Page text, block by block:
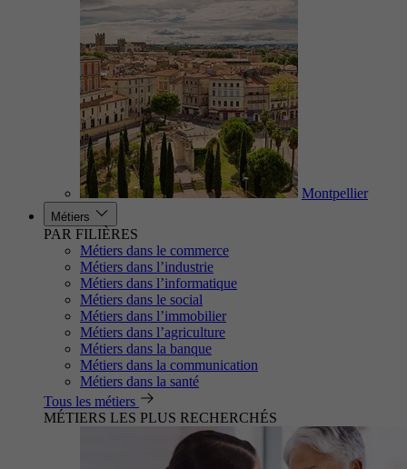
Montpellier
Métiers
PAR FILIÈRES
Métiers dans le commerce
Métiers dans l’industrie
Métiers dans l’informatique
Métiers dans le social
Métiers dans l’immobilier
Métiers dans l’agriculture
Métiers dans la banque
Métiers dans la communication
Métiers dans la santé
Tous les métiers
MÉTIERS LES PLUS RECHERCHÉS